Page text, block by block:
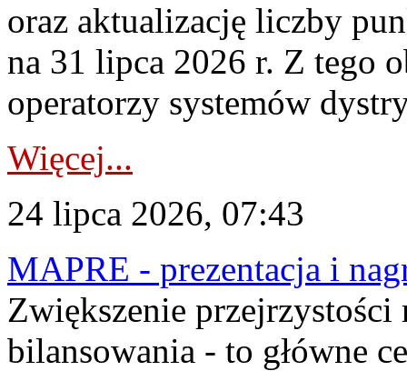
oraz aktualizację liczby
na 31 lipca 2026 r. Z tego
operatorzy systemów
Więcej...
24 lipca 2026, 07:43
MAPRE - prezentacja i
Zwiększenie
bilansowania - to główne